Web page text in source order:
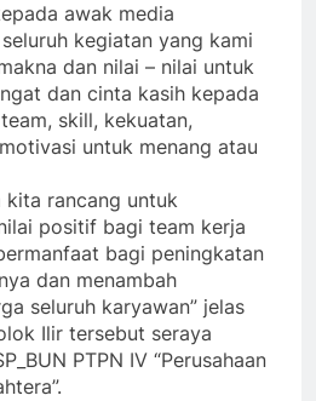
awak media
kegiatan yang kami
dan nilai – nilai untuk
dan cinta kasih kepada
skill, kekuatan,
untuk menang atau
kita rancang untuk
positif bagi team kerja
bagi peningkatan
dan menambah
seluruh karyawan” jelas
Ilir tersebut seraya
PTPN IV “Perusahaan